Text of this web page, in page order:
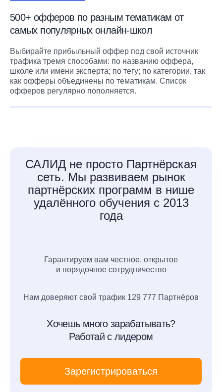
500+ офферов по разным тематикам от
самых популярных онлайн-школ
Выбирайте прибыльный оффер под свой источник
трафика тремя способами: по названию оффера,
школе или имени эксперта; по тегу; по категории, так
как офферы объединены по тематикам. Список
офферов регулярно пополняется.
САЛИД не просто Партнёрская
сеть. Мы развиваем рынок
партнёрских программ в нише
удалённого обучения с 2013
года
Гарантируем вам честное, открытое
и порядочное сотрудничество
Нам доверяют свой трафик 129 777 Партнёров
Хочешь много зарабатывать?
Работай с лидером
Зарегистрироваться